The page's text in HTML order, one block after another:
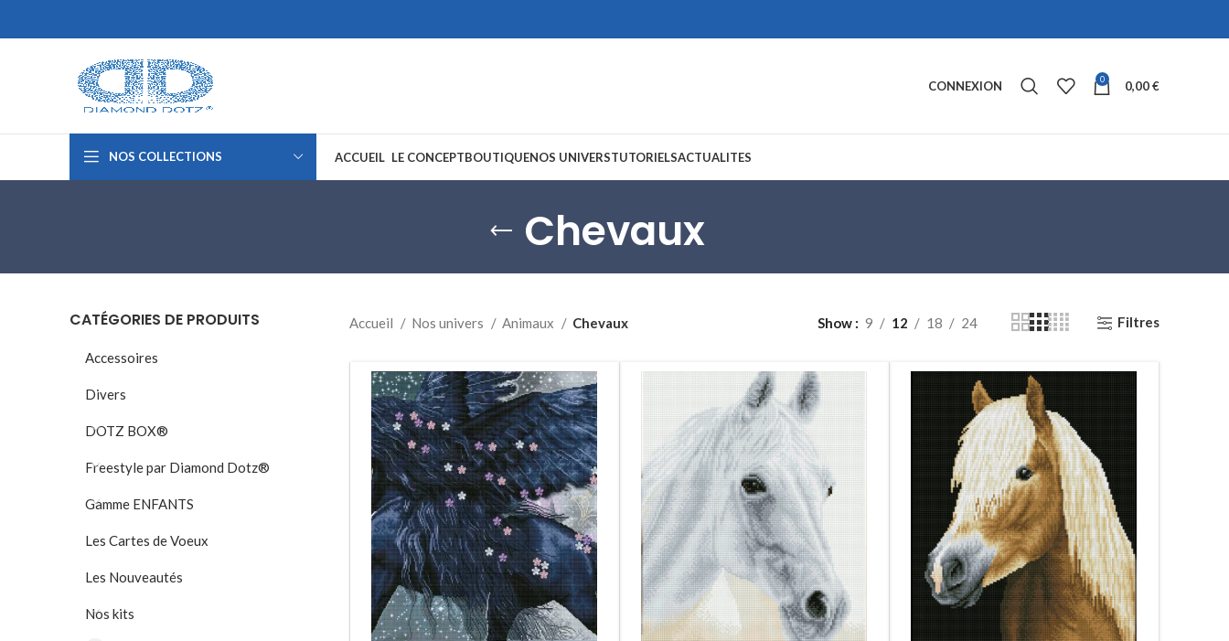
CONNEXION 0 0,00€
NOS COLLECTIONS ACCUEIL LE CONCEPTBOUTIQUENOS UNIVERSTUTORIELSACTUALITES
Chevaux
CATÉGORIES DE PRODUITS
Accessoires
Divers
DOTZ BOX®
Freestyle par Diamond Dotz®
Gamme ENFANTS
Les Cartes de Voeux
Les Nouveautés
Nos kits
Accueil Nos univers Animaux Chevaux Show 9 12 18 24 Filtres